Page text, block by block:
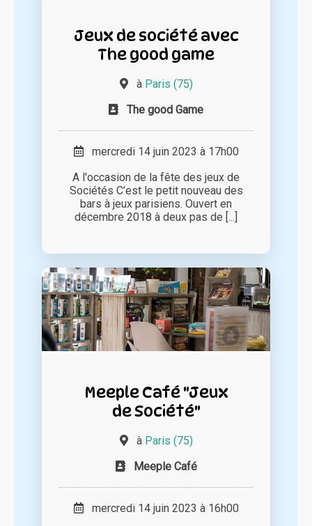
Jeux de société avec
The good game
à Paris (75)
The good Game
mercredi 14 juin 2023 à 17h00
A l'occasion de la fête des jeux de
Sociétés C’est le petit nouveau des
bars à jeux parisiens. Ouvert en
décembre 2018 à deux pas de [...]
Meeple Café "Jeux
de Société"
à Paris (75)
Meeple Café
mercredi 14 juin 2023 à 16h00